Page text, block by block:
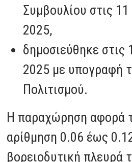
Συμβουλίου στις
2025,
δημοσιεύθηκε στις
2025 με υπογραφή
Πολιτισμού.
Η παραχώρηση αφορά
αρίθμηση 0.06 έως
βορειοδυτική πλευρά